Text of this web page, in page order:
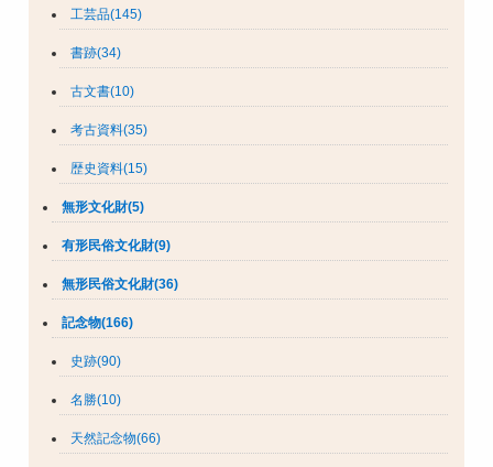
工芸品(145)
書跡(34)
古文書(10)
考古資料(35)
歴史資料(15)
無形文化財(5)
有形民俗文化財(9)
無形民俗文化財(36)
記念物(166)
史跡(90)
名勝(10)
天然記念物(66)